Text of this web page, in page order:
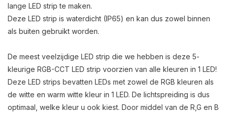
lange LED strip te maken.
Deze LED strip is waterdicht (IP65) en kan dus zowel binnen
als buiten gebruikt worden.
De meest veelzijdige LED strip die we hebben is deze 5-
kleurige RGB-CCT LED strip voorzien van alle kleuren in 1 LED!
Deze LED strips bevatten LEDs met zowel de RGB kleuren als
de witte en warm witte kleur in 1 LED. De lichtspreiding is dus
optimaal, welke kleur u ook kiest. Door middel van de R,G en B